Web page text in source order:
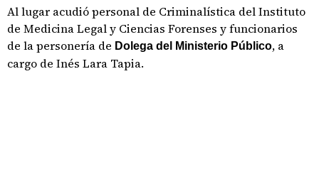
Al lugar acudió personal de Criminalística del Instituto
de Medicina Legal y Ciencias Forenses y funcionarios
de la personería de Dolega del Ministerio Público, a
cargo de Inés Lara Tapia.